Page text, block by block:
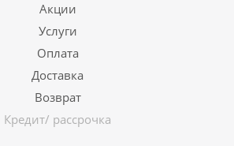
Акции
Услуги
Оплата
Доставка
Возврат
Кредит/ рассрочка